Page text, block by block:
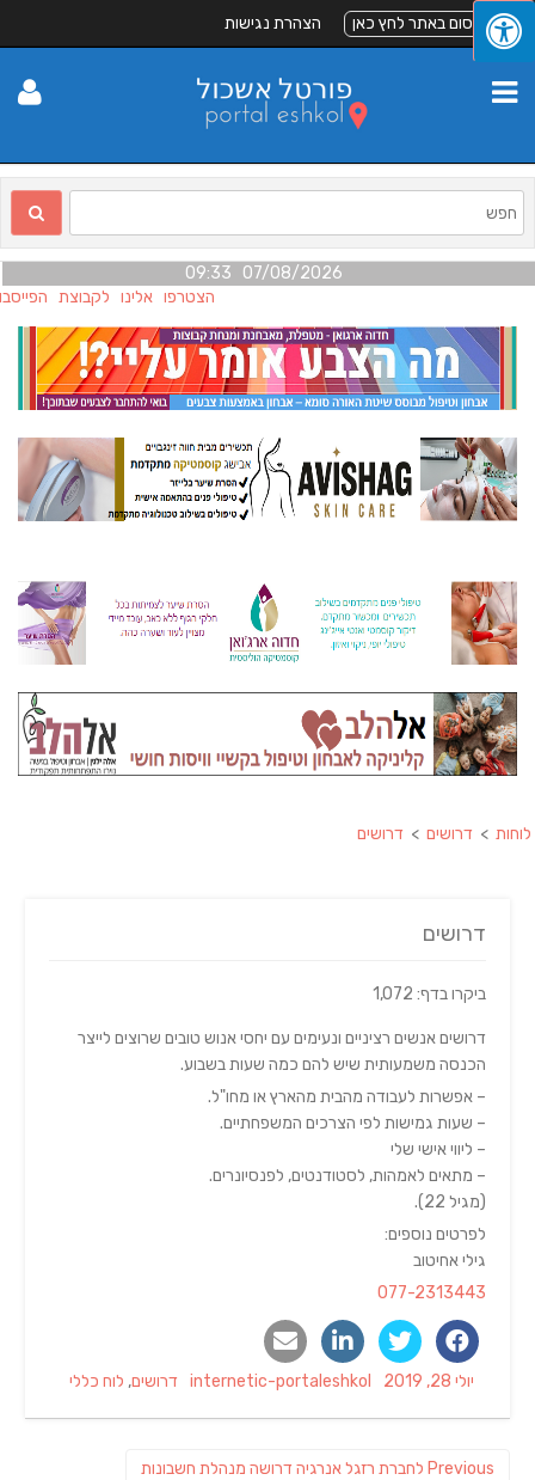
לפרסום באתר לחץ כאן הצהרת נגישות
07/08/2026 09:33
הצטרפו אלינו לקבוצת
לוחות > דרושים > דרושים
דרושים
ביקרו בדף: 1,072
דרושים אנשים רציניים ונעימים עם יחסי אנוש טובים שרוצים לייצר
הכנסה משמעותית שיש להם כמה שעות בשבוע.
– אפשרות לעבודה מהבית מהארץ או מחו"ל.
– שעות גמישות לפי הצרכים המשפחתיים.
– ליווי אישי שלי
– מתאים לאמהות, לסטודנטים, לפנסיונרים.
(מגיל 22).
לפרטים נוספים:
גילי אחיטוב
077-2313443
Posted
יולי 28, 2019 Author
internetic-portaleshkol
Categories
דרושים, לוח כללי
Previous
Previous
לחברת רזגל אנרגיה דרושה מנהלת חשבונות